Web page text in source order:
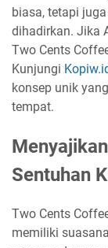
biasa, tetapi
dihadirkan. Jika
Two Cents
Kunjungi
konsep unik
tempat.
Sentuhan
Two Cents
memiliki